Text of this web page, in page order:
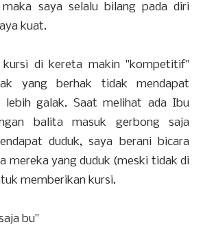
saya selalu bilang pada diri
kuat.
kursi di kereta makin "kompetitif"
yang berhak tidak mendapat
lebih galak. Saat melihat ada Ibu
balita masuk gerbong saja
duduk, saya berani bicara
mereka yang duduk (meski tidak di
memberikan kursi.
bu"